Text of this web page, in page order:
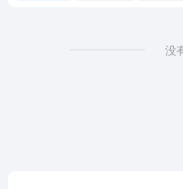
没